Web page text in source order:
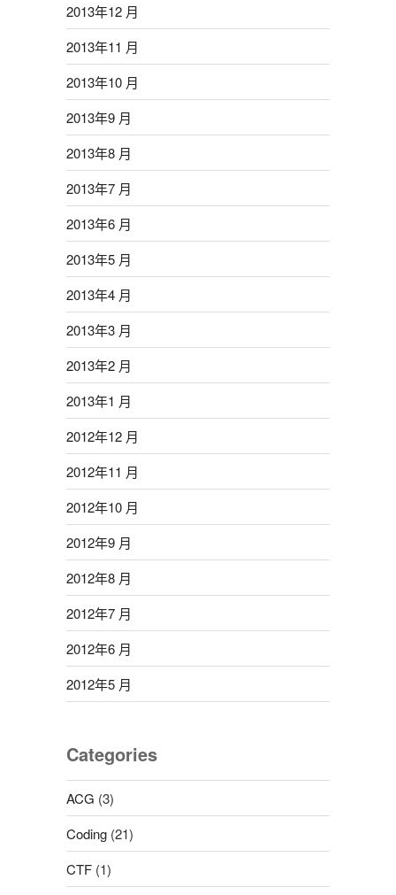
2013年12 月
2013年11 月
2013年10 月
2013年9 月
2013年8 月
2013年7 月
2013年6 月
2013年5 月
2013年4 月
2013年3 月
2013年2 月
2013年1 月
2012年12 月
2012年11 月
2012年10 月
2012年9 月
2012年8 月
2012年7 月
2012年6 月
2012年5 月
Categories
ACG (3)
Coding(21)
CTF(1)